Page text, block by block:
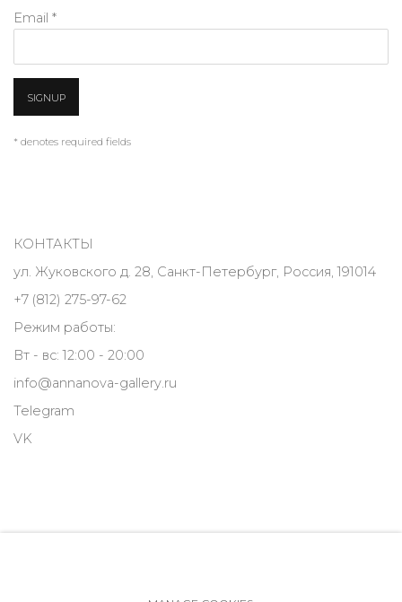
Email *
SIGNUP
* denotes required fields
КОНТАКТЫ
ул. Жуковского д. 28, Санкт-Петербург, Россия, 191014
+7 (812) 275-97-62
Режим работы:
Вт - вс: 12:00 - 20:00
info@annanova-gallery.ru
Telegram
VK